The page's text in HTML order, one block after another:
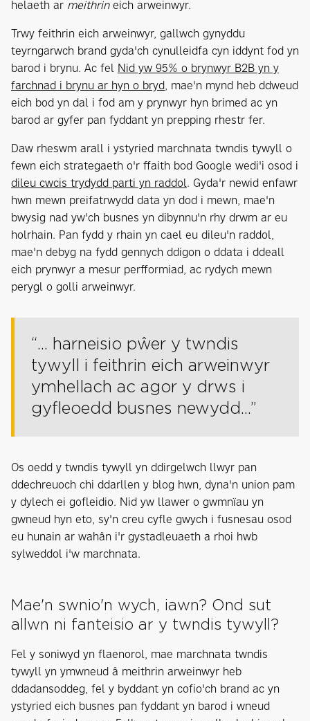
helaeth ar meithrineich arweinwyr.
Trwy feithrin eich arweinwyr, gallwch gynyddu
teyrngarwch brand gyda'ch cynulleidfa cyn iddynt fod yn
barod i brynu. Ac fel Nid yw 95% o brynwyr B2B yn y
farchnad i brynu ar hyn o bryd, mae'n mynd heb ddweud
eich bod yn dal i fod am y prynwyr hyn brimed ac yn
barod ar gyfer pan fyddant yn prepping rhestr fer.
Daw rheswm arall i ystyried marchnata twndis tywyll o
fewn eich strategaeth o'r ffaith bod Google wedi'i osod i
dileu cwcis trydydd parti yn raddol. Gyda'r newid enfawr
hwn mewn preifatrwydd data yn dod i mewn, mae'n
bwysig nad yw'ch busnes yn dibynnu'n rhy drwm ar eu
holrhain. Pan fydd y rhain yn cael eu dileu'n raddol,
mae'n debyg na fydd gennych ddigon o ddata i ddeall
eich prynwyr a mesur perfformiad, ac rydych mewn
perygl o golli arweinwyr.
“... harneisio pŵer y twndis
tywyll i feithrin eich arweinwyr
ymhellach ac agor y drws i
gyfleoedd busnes newydd...”
Os oedd y twndis tywyll yn ddirgelwch llwyr pan
ddechreuoch chi ddarllen y blog hwn, dyna'n union pam
y dylech ei gofleidio. Nid yw llawer o gwmnïau yn
gwneud hyn eto, sy'n creu cyfle gwych i fusnesau osod
eu hunain ar wahân i'r gystadleuaeth a rhoi hwb
sylweddol i'w marchnata.
Mae'n swnio'n wych, iawn? Ond sut
allwn ni fanteisio ar y twndis tywyll?
Fel y soniwyd yn flaenorol, mae marchnata twndis
tywyll yn ymwneud â meithrin arweinwyr heb
ddadansoddeg, fel y byddant yn cofio'ch brand ac yn
ystyried eich busnes pan fyddant yn barod i wneud